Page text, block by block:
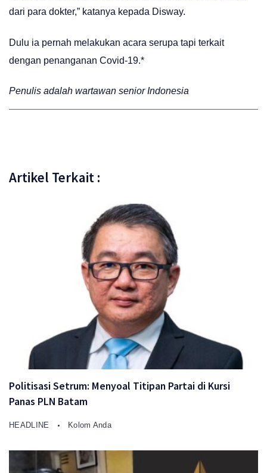
dari para dokter,” katanya kepada Disway.
Dulu ia pernah melakukan acara serupa tapi terkait
dengan penanganan Covid-19.*
Penulis adalah wartawan senior Indonesia
Artikel Terkait :
Politisasi Setrum: Menyoal Titipan Partai di Kursi
Panas PLN Batam
HEADLINE Kolom Anda